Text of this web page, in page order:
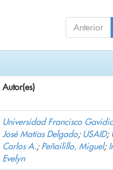
Anterior
Autor(es)
Universidad Francisco
José Matías Delgado; USAID;
Carlos A.; Peñailillo, Miguel;
Evelyn